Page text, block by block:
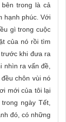
trong là cả
hạnh phúc. Với
gì trong cuộc
của nó rồi tìm
khi đưa ra
nhìn ra vấn đề,
chôn vùi nó
mới của tôi lại
ngày Tết,
đó, có những